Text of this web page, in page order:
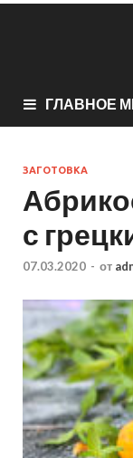
ГЛАВНОЕ
ЗАГОТОВКА
с
07.03.2020 - от